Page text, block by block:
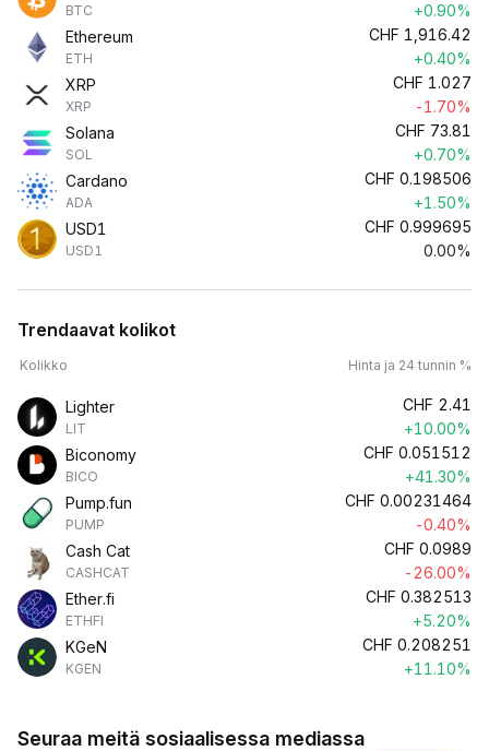
BTC
+0.90%
Ethereum
ETH
CHF 1,916.42
+0.40%
XRP
XRP
CHF 1.027
-1.70%
Solana
SOL
CHF 73.81
+0.70%
Cardano
ADA
CHF 0.198506
+1.50%
USD1
USD1
CHF 0.999695
0.00%
Trendaavat kolikot
Kolikko Hinta ja 24 tunnin %
Lighter
LIT
CHF 2.41
+10.00%
Biconomy
BICO
CHF 0.051512
+41.30%
Pump.fun
PUMP
CHF 0.00231464
-0.40%
Cash Cat
CASHCAT
CHF 0.0989
-26.00%
Ether.fi
ETHFI
CHF 0.382513
+5.20%
KGeN
KGEN
CHF 0.208251
+11.10%
Seuraa meitä sosiaalisessa mediassa